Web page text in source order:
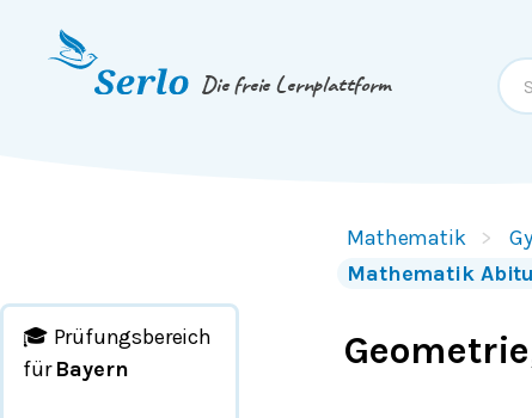
Springe zum
Die freie Lernplattform
Mathematik
Mathematik
🎓 Prüfungsbereich
für Bayern